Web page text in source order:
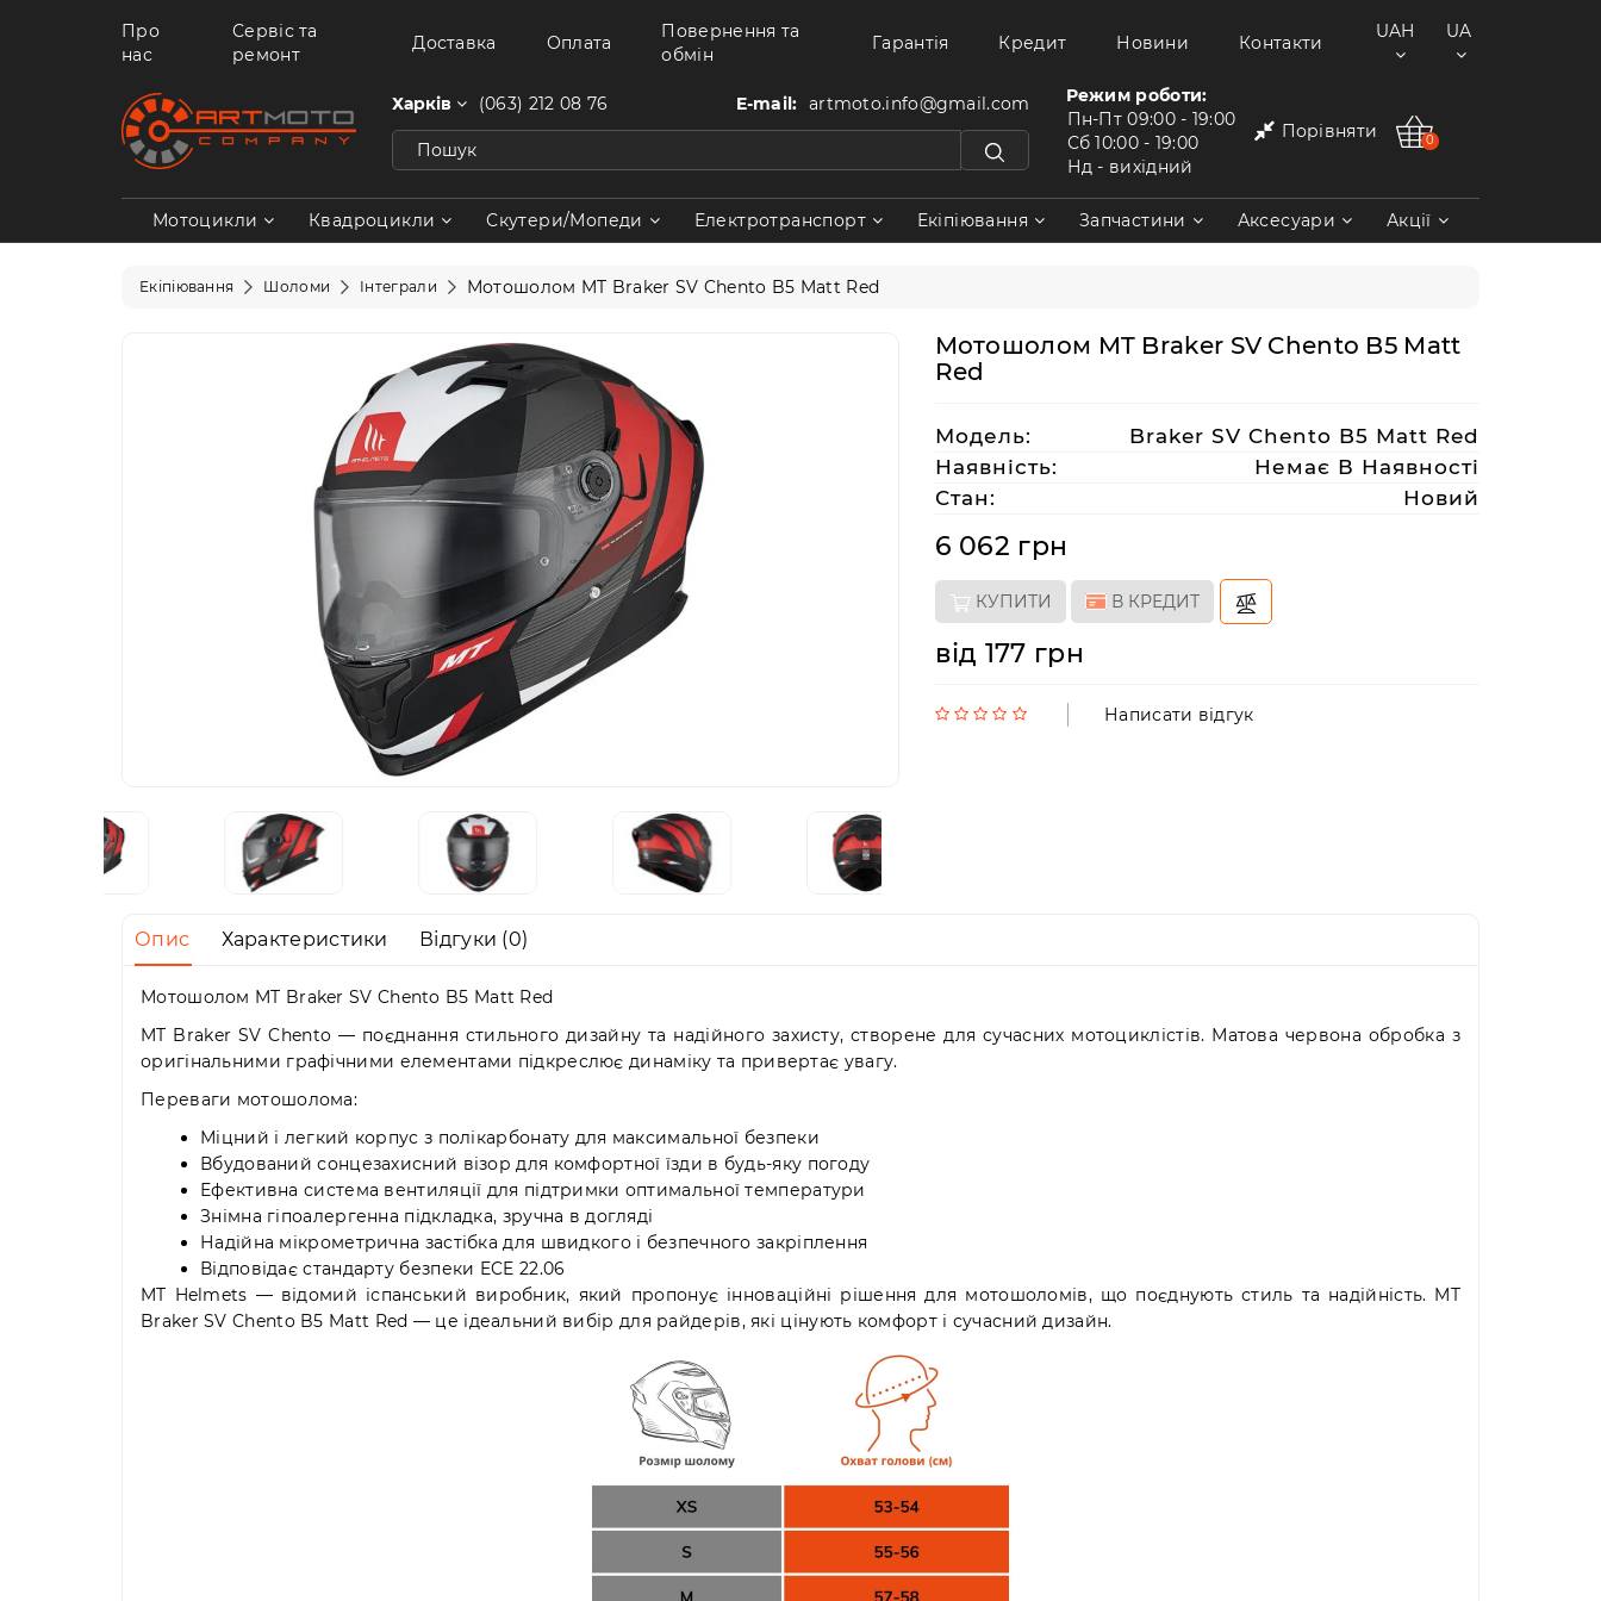
Про
нас
Сервіс та
ремонт
Доставка Оплата
Повернення та
обмін
Гарантія Кредит Новини Контакти
UAH UA
Харків (063) 212 08 76 E-mail: artmoto.info@gmail.com
Режим роботи:
Пн-Пт 09:00 - 19:00
Сб 10:00 - 19:00
Нд - вихідний
Порівняти 0
Мотоцикли Квадроцикли Скутери/Мопеди Електротранспорт Екіпіювання Запчастини Аксесуари Акції
Екіпіювання Шоломи Інтеграли Мотошолом MT Braker SV Chento B5 Matt Red
Мотошолом MT Braker SV Chento B5 Matt
Red
Модель:
Braker SV Chento B5 Matt Red
Наявність:
Немає В Наявності
Стан:
Новий
6 062 грн
КУПИТИ В КРЕДИТ
від 177 грн
Написати відгук
Опис Характеристики Відгуки (0)
Мотошолом MT Braker SV Chento B5 Matt Red
MT Braker SV Chento — поєднання стильного дизайну та надійного захисту, створене для сучасних мотоциклістів. Матова червона обробка з
оригінальними графічними елементами підкреслює динаміку та привертає увагу.
Переваги мотошолома:
Міцний і легкий корпус з полікарбонату для максимальної безпеки
Вбудований сонцезахисний візор для комфортної їзди в будь-яку погоду
Ефективна система вентиляції для підтримки оптимальної температури
Знімна гіпоалергенна підкладка, зручна в догляді
Надійна мікрометрична застібка для швидкого і безпечного закріплення
Відповідає стандарту безпеки ECE 22.06
MT Helmets — відомий іспанський виробник, який пропонує інноваційні рішення для мотошоломів, що поєднують стиль та надійність. MT
Braker SV Chento B5 Matt Red — це ідеальний вибір для райдерів, які цінують комфорт і сучасний дизайн.